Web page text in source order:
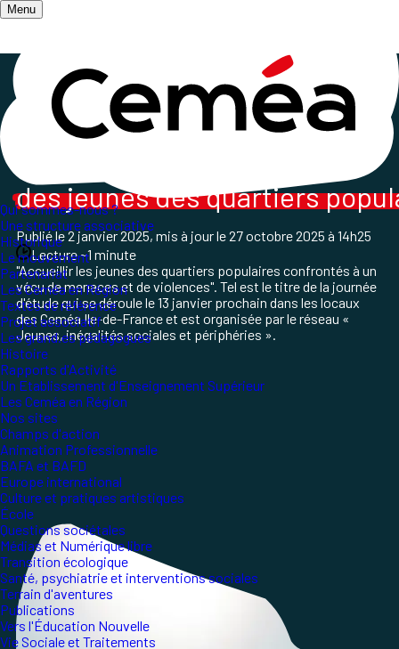
Menu
Qui sommes-nous ?
Une structure associative
Historique
Le mouvement
Partenariat
Les Ceméa en Région
Textes de référence
Projet associatif
Les grand.es pédagogues
Histoire
Rapports d'Activité
Un Etablissement d'Enseignement Supérieur
Les Ceméa en Région
Nos sites
Champs d'action
Animation Professionnelle
BAFA et BAFD
Europe international
Culture et pratiques artistiques
École
Questions sociétales
Médias et Numérique libre
Transition écologique
Santé, psychiatrie et interventions sociales
Terrain d'aventures
Publications
Vers l'Éducation Nouvelle
Vie Sociale et Traitements
Accueil/ Qui sommes-nous ? / Les Ceméa en Région
Journée d'étude ARIF
des jeunes des quartiers
Publié le2 janvier 2025, mis à jour le27 octobre 2025 à 14h25
Lecture ~1 minute
"Accueillir les jeunes des quartiers populaires confrontés à un
vécu de menaces et de violences". Tel est le titre de la journée
d'étude qui se déroule le 13 janvier prochain dans les locaux
des CeméaIle-de-France et est organisée par le réseau «
Jeunes, inégalités sociales et périphéries »